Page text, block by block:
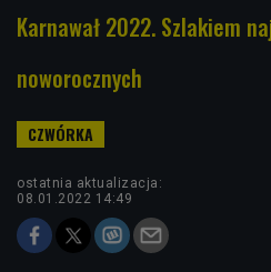
Karnawał 2022. Szlakiem
noworocznych
ostatnia aktualizacja:
08.01.2022 14:49